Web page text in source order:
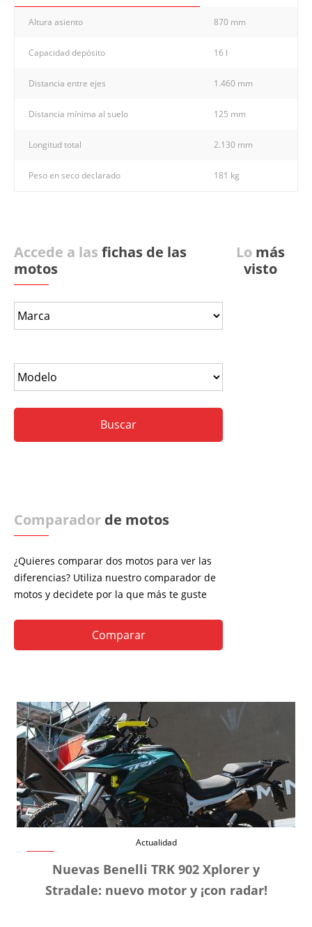
Altura asiento 870 mm
Capacidad depósito 16 l
Distancia entre ejes 1.460 mm
Distancia mínima al suelo 125 mm
Longitud total 2.130 mm
Peso en seco declarado 181 kg
Accede a las fichas de las
motos
Comparador de motos
¿Quieres comparar dos motos para ver las
diferencias? Utiliza nuestro comparador de
motos y decidete por la que más te guste
Comparar
Lo más
visto
Actualidad
Nuevas Benelli TRK 902 Xplorer y
Stradale: nuevo motor y ¡con radar!